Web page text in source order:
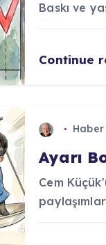
Baskı ve
Continue
Haber
Ayarı
Cem